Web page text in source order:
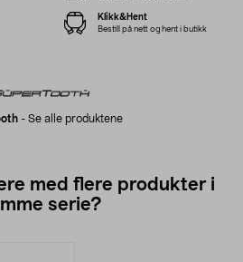
- Se alle produktene
Klikk&Hent
Bestill på nett og hent i butikk
med flere produkter i
serie?